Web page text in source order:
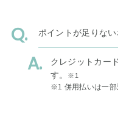
ポイントが足りな
クレジットカー
す。
※1
※1 併用払いは一部